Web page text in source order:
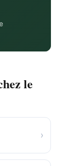
le
›